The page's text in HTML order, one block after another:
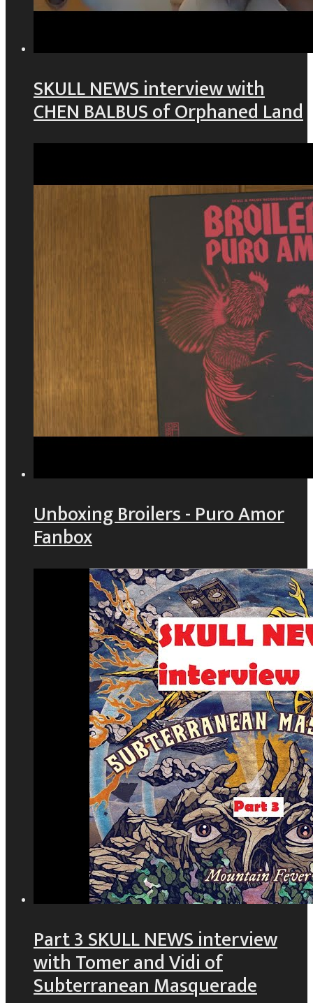
SKULL NEWS interview with
CHEN BALBUS of Orphaned Land
Unboxing Broilers - Puro Amor
Fanbox
Part 3 SKULL NEWS interview
with Tomer and Vidi of
Subterranean Masquerade